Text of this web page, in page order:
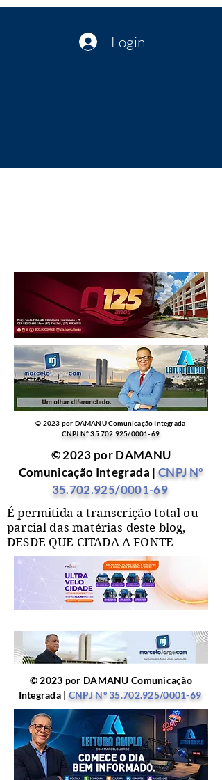
Login
© 2023 por DAMANU Comunicação Integrada
CNPJ Nº35.702.925/0001-69
© 2023 por DAMANU
Comunicação Integrada | CNPJ Nº
35.702.925/0001-69
É permitida a transcrição total ou
parcial das matérias deste blog,
DESDE QUE CITADA A FONTE
© 2023 por DAMANU Comunicação
Integrada | CNPJ Nº35.702.925/0001-69